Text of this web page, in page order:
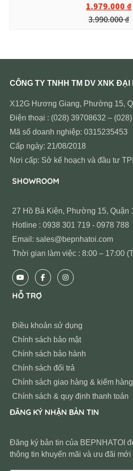
3.990.000₫
1.979.000 ₫
CÔNG TY TNHH TM DV XNK ĐẠI
X12G Hương Giang, Phường 15,
Điện thoại : (028) 39708632 –
Mã số doanh nghiệp: 0315235453
Cấp ngày: 21/08/2018
Nơi cấp: Sở kế hoạch và đầu tư
SHOWROOM
27 Hồ Bá Kiện, Phường 15, Quận
Hotline : 0938 301 719 - 0978 788
Email: sales@bepnhatoi.com
Thời gian làm việc : 8:00 – 17:00
HỖ TRỢ
Điều khoản sử dụng
Chính sách bảo mật
Chính sách bảo hành
Chính sách đổi trả
Chính sách giao hàng & kiểm hàng
Chính sách & quy định thanh toán
ĐĂNG KÝ NHẬN BẢN TIN
Đăng ký bản tin của BEPNHATOI
thông tin khuyến mãi và ưu đãi mới